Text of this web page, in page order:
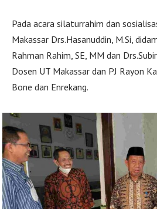
Pada acara silaturrahim dan
Makassar Drs.Hasanuddin, M.Si,
Rahman Rahim, SE, MM dan
Dosen UT Makassar dan PJ Rayon
Bone dan Enrekang.